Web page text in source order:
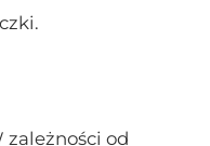
zależności od